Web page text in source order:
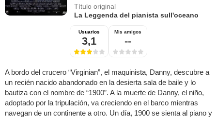
Título original
La Leggenda del pianista sull'oceano
Usuarios
3,1
Mis amigos
--
A bordo del crucero “Virginian”, el maquinista, Danny, descubre a
un recién nacido abandonado en la desierta sala de baile y lo
bautiza con el nombre de “1900”. A la muerte de Danny, el niño,
adoptado por la tripulación, va creciendo en el barco mientras
navegan de un continente a otro. Un día, 1900 se sienta al piano y